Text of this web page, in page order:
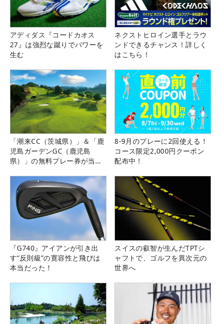
アディダス『コードカオス
27』は強烈な蹴りでパワーを
生む
ネクストヒロイン選手とラウ
ンドできるチャンス！詳しく
はこちら！
「潮来CC（茨城県）」＆「鹿
児島ガーデンGC（鹿児島
県）」の無料プレー券が当た
8-9月のプレーに2回使える！
コース限定2,000円クーポン
配布中！
『G740』アイアンが引き出
す“反則級”の寛容性と飛びは
本当だった！
スイスの叡智が生んだTPTシ
ャフトで、ゴルフを異次元の
世界へ